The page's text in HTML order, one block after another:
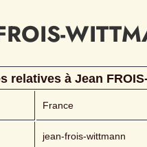
relatives à Jean
France
jean-frois-wittmann